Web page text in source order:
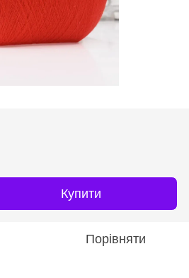
Купити
Порівняти